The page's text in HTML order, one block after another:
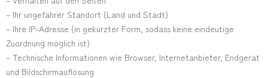
– Ihr ungefährer Standort (Land und Stadt)
– Ihre IP-Adresse (in gekürzter Form, sodass keine eindeutige
Zuordnung möglich ist)
– Technische Informationen wie Browser, Internetanbieter, Endgerät
und Bildschirmauflösung